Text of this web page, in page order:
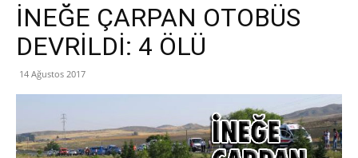
İNEĞE ÇARPAN OTOBÜS
DEVRİLDİ: 4 ÖLÜ
14 Ağustos 2017